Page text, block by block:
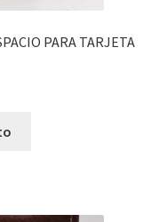
PARA TARJETA